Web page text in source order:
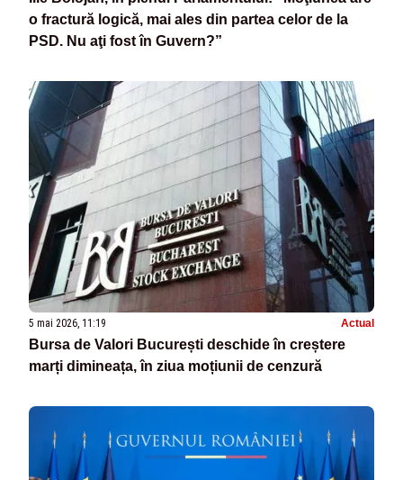
o fractură logică, mai ales din partea celor de la
PSD. Nu aţi fost în Guvern?”
5 mai 2026, 11:19 Actual
Bursa de Valori București deschide în creștere
marți dimineața, în ziua moțiunii de cenzură